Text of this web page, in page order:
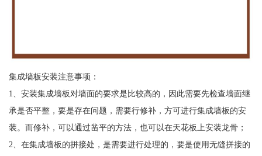
集成墙板安装注意事项：
1、安装集成墙板对墙面的要求是比较高的，因此需要先检查墙面继
承是否平整，要是存在问题，需要行修补，方可进行集成墙板的安
装。而修补，可以通过凿平的方法，也可以在天花板上安装龙骨；
2、在集成墙板的拼接处，是需要进行处理的，要是使用无缝拼接的